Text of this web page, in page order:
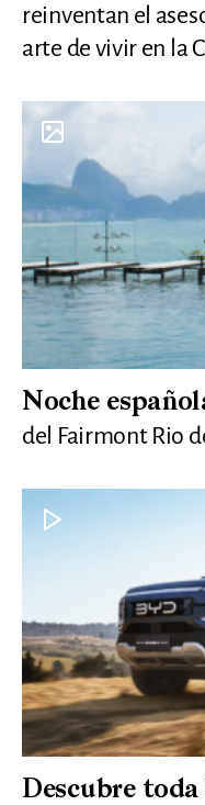
reinventan el
arte de vivir en la
Noche
del Fairmont Rio
Descubre